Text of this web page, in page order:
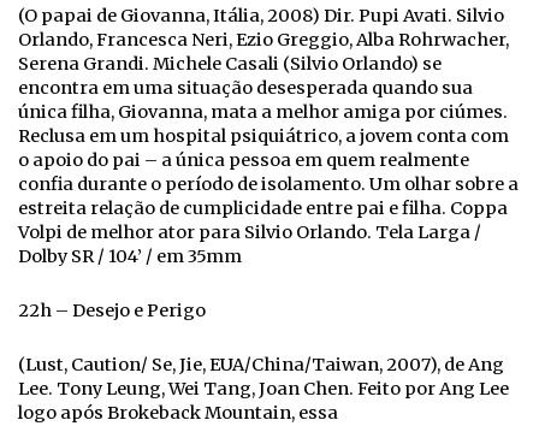
(O papai de Giovanna, Itália, 2008) Dir. Pupi Avati. Silvio
Orlando, Francesca Neri, Ezio Greggio, Alba Rohrwacher,
Serena Grandi. Michele Casali (Silvio Orlando) se
encontra em uma situação desesperada quando sua
única filha, Giovanna, mata a melhor amiga por ciúmes.
Reclusa em um hospital psiquiátrico, a jovem conta com
o apoio do pai – a única pessoa em quem realmente
confia durante o período de isolamento. Um olhar sobre a
estreita relação de cumplicidade entre pai e filha. Coppa
Volpi de melhor ator para Silvio Orlando. Tela Larga /
Dolby SR / 104’ / em 35mm
22h – Desejo e Perigo
(Lust, Caution/ Se, Jie, EUA/China/Taiwan, 2007), de Ang
Lee. Tony Leung, Wei Tang, Joan Chen. Feito por Ang Lee
logo após Brokeback Mountain, essa